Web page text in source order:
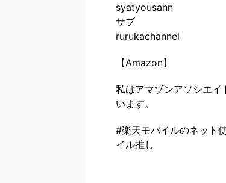
syatyousann
サブ
rurukachannel
【Amazon】
私はアマゾンアソシエイ
います。
#楽天モバイルのネット
イル推し